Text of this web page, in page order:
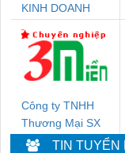
KINH DOANH
PHƯƠNG NAM
Công ty TNHH
Thương Mại SX
Ba Miền
TIN TUYỂN